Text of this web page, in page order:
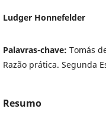
Ludger Honnefelder
Palavras-chave: Tomás
Razão prática. Segunda
Resumo